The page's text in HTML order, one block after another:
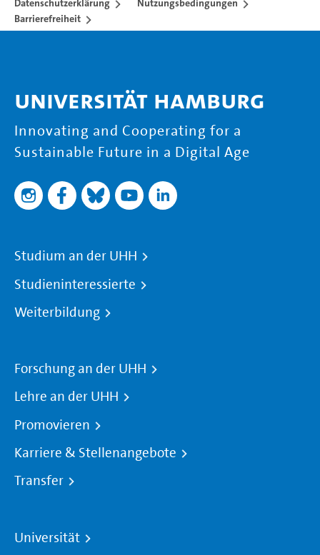
Datenschutzerklärung
Nutzungsbedingungen
Barrierefreiheit
Universität Hamburg
Innovating and Cooperating for a
Sustainable Future in a Digital Age
Studium an der UHH
Studieninteressierte
Weiterbildung
Forschung an der UHH
Lehre an der UHH
Promovieren
Karriere & Stellenangebote
Transfer
Universität